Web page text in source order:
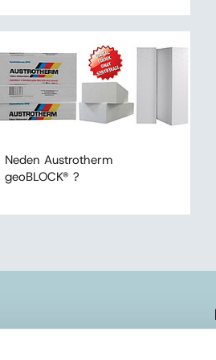
Neden Austrotherm
geoBLOCK® ?